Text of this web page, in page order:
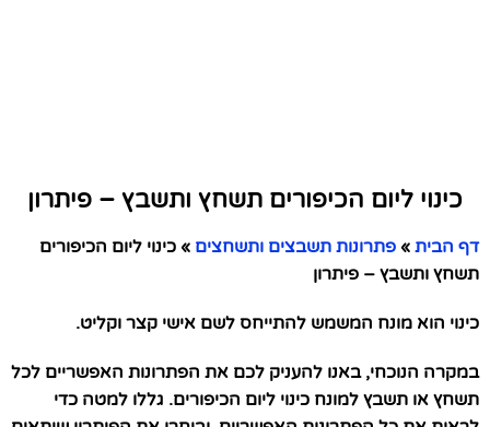
כינוי ליום הכיפורים תשחץ ותשבץ – פיתרון
דף הבית » פתרונות תשבצים ותשחצים » כינוי ליום הכיפורים
תשחץ ותשבץ – פיתרון
כינוי הוא מונח המשמש להתייחס לשם אישי קצר וקליט.
במקרה הנוכחי, באנו להעניק לכם את הפתרונות האפשריים לכל
תשחץ או תשבץ למונח כינוי ליום הכיפורים. גללו למטה כדי